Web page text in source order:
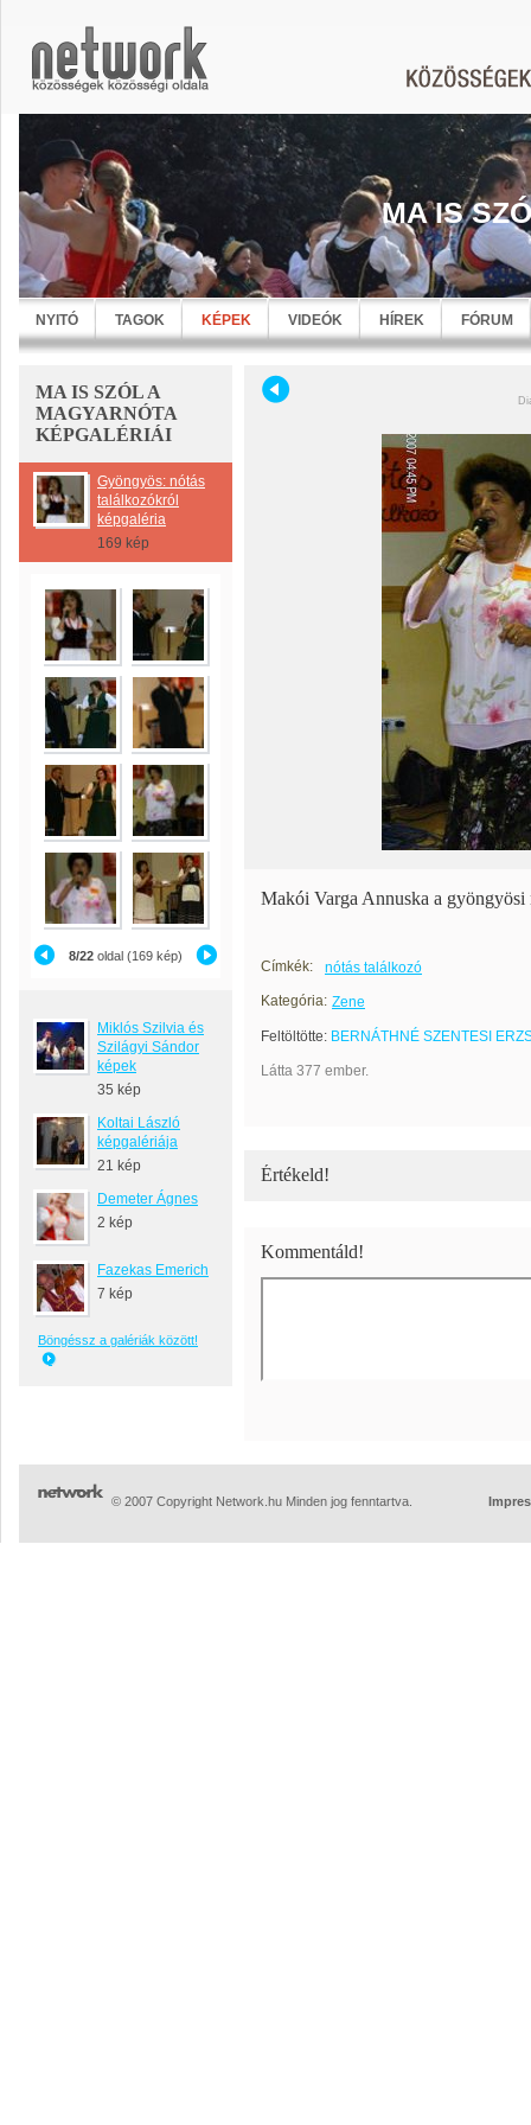
MA IS
NYITÓ TAGOK KÉPEK VIDEÓK HÍREK FÓRUM
MA IS SZÓL A
MAGYARNÓTA
KÉPGALÉRIÁI
Gyöngyös: nótás
találkozókról
képgaléria
169 kép
8/22 oldal (169 kép)
Miklós Szilvia és
Szilágyi Sándor
képek
35 kép
Koltai László
képgalériája
21 kép
Demeter Ágnes
2 kép
Fazekas Emerich
7 kép
Böngéssz a galériák között!
Makói Varga Annuska a gyöngyösi
Címkék:
nótás találkozó
Kategória: Zene
Feltöltötte: BERNÁTHNÉ SZENTESI
Látta 377 ember.
Értékeld!
Kommentáld!
© 2007 Copyright Network.hu Minden jog fenntartva.